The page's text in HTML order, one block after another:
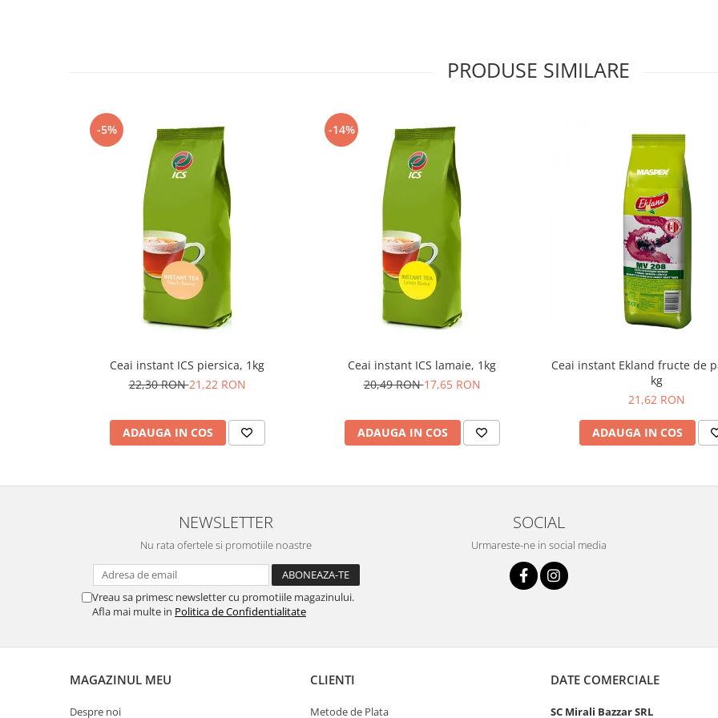
PRODUSE SIMILARE
-5%
Ceai instant ICS piersica, 1kg
22,30 RON21,22 RON
ADAUGA IN COS
-14%
Ceai instant ICS lamaie, 1kg
20,49 RON17,65 RON
ADAUGA IN COS
Ceai instant Ekland fructe de
kg
21,62 RON
ADAUGA IN COS
NEWSLETTER
Nu rata ofertele si promotiile noastre
Vreau sa primesc newsletter cu promotiile magazinului.
Afla mai multe in Politica de Confidentialitate
SOCIAL
Urmareste-ne in social media
MAGAZINUL MEU
Despre noi
CLIENTI
Metode de Plata
DATE COMERCIALE
SC Mirali Bazzar SRL